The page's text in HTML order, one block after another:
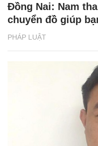
PHÁP LUẬT
Đồng Nai: Nam
chuyển đồ giúp